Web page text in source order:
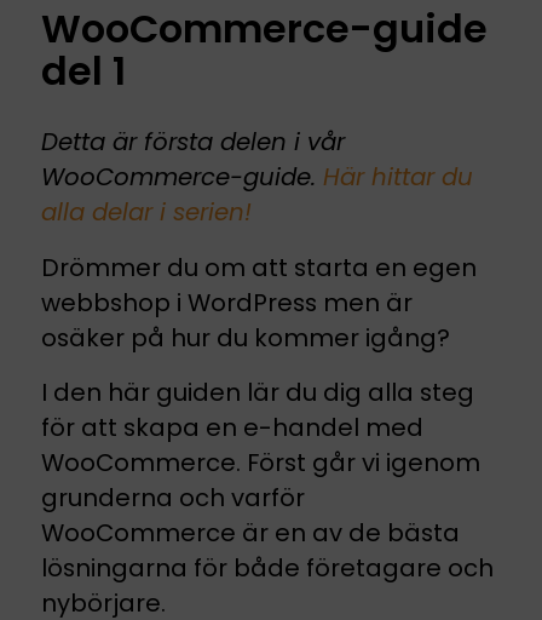
WooCommerce-guide
del 1
Detta är första delen i vår
WooCommerce-guide. Här hittar du
alla delar i serien!
Drömmer du om att starta en egen
webbshop i WordPress men är
osäker på hur du kommer igång?
I den här guiden lär du dig alla steg
för att skapa en e-handel med
WooCommerce. Först går vi igenom
grunderna och varför
WooCommerce är en av de bästa
lösningarna för både företagare och
nybörjare.